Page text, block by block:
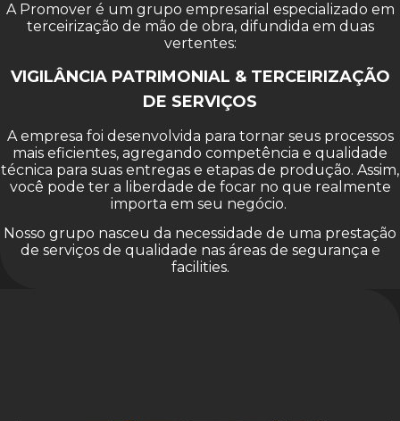
A Promover é um grupo empresarial especializado em
terceirização de mão de obra, difundida em duas
vertentes:
VIGILÂNCIA PATRIMONIAL & TERCEIRIZAÇÃO
DE SERVIÇOS
A empresa foi desenvolvida para tornar seus processos
mais eficientes, agregando competência e qualidade
técnica para suas entregas e etapas de produção. Assim,
você pode ter a liberdade de focar no que realmente
importa em seu negócio.
Nosso grupo nasceu da necessidade de uma prestação
de serviços de qualidade nas áreas de segurança e
facilities.